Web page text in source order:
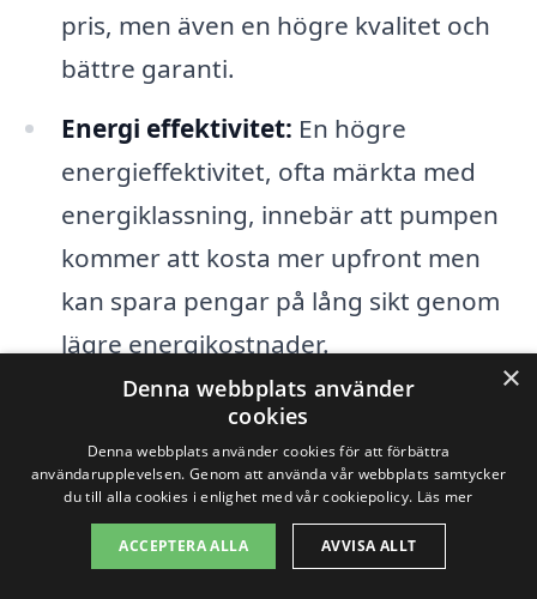
pris, men även en högre kvalitet och
bättre garanti.
Energi effektivitet: En högre
energieffektivitet, ofta märkta med
energiklassning, innebär att pumpen
kommer att kosta mer upfront men
kan spara pengar på lång sikt genom
lägre energikostnader.
Stödsystem och subventioner:
fall kan det finnas statliga bidrag eller
stödprogram som du kan dra nytta av,
vilket kan göra investeringen i en luft-
luft värmepump mer ekonomiskt
×
Denna webbplats använder
cookies
Denna webbplats använder cookies för att förbättra
användarupplevelsen. Genom att använda vår webbplats samtycker
du till alla cookies i enlighet med vår cookiepolicy. Läs mer
ACCEPTERA ALLA AVVISA ALLT